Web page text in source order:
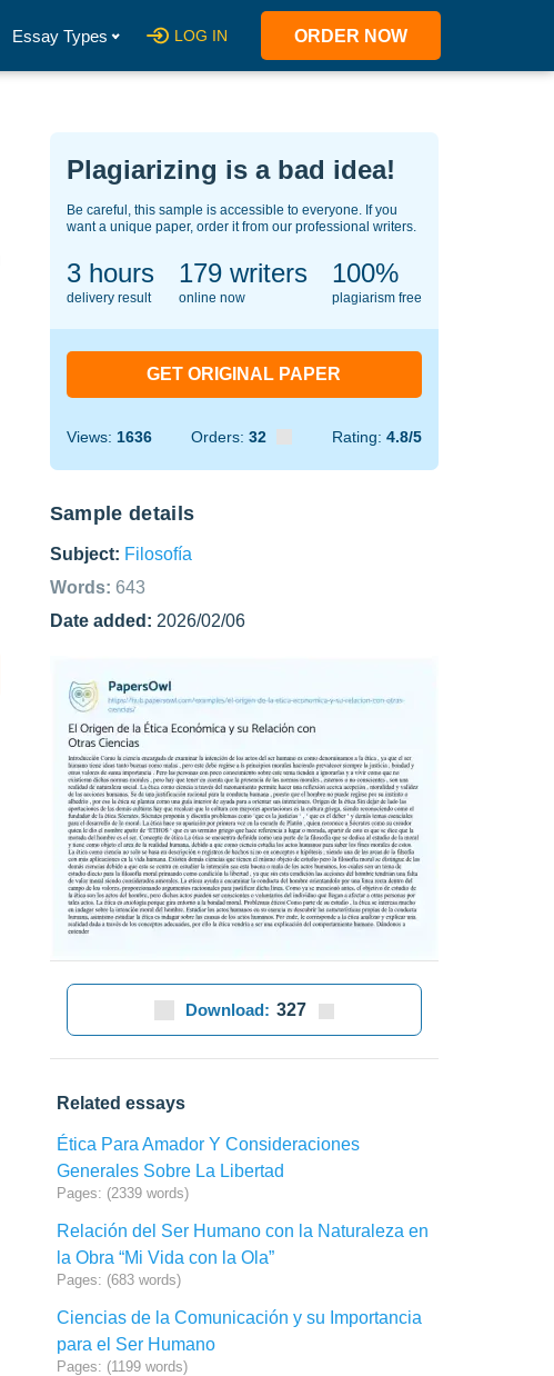
Essay Types LOG IN ORDER NOW
Plagiarizing is a bad idea!
Be careful, this sample is accessible to everyone. If you
want a unique paper, order it from our professional writers.
3 hours
delivery result
147writers
online now
100%
plagiarism free
GET ORIGINAL PAPER
Views: 1636 Orders: 32 Rating: 4.8/5
Sample details
Subject: Filosofía
Words: 643
Date added: 2026/02/06
Download: 327
Related essays
Ética Para Amador Y Consideraciones
Generales Sobre La Libertad
Pages: (2339 words)
Relación del Ser Humano con la Naturaleza en
la Obra “Mi Vida con la Ola”
Pages: (683 words)
Ciencias de la Comunicación y su Importancia
para el Ser Humano
Pages: (1199 words)